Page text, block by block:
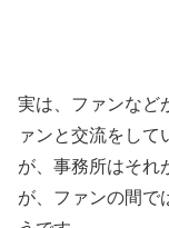
実は、ファンなど
ァンと交流をして
が、事務所はそれ
が、ファンの間で